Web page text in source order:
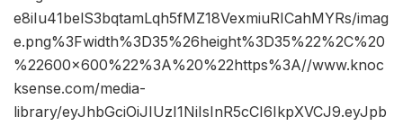
e8iIu41belS3bqtamLqh5fMZ18VexmiuRICahMYRs/imag
e.png%3Fwidth%3D35%26height%3D35%22%2C%20
%22600×600%22%3A%20%22https%3A//www.knoc
ksense.com/media-
library/eyJhbGciOiJIUzI1NiIsInR5cCI6IkpXVCJ9.eyJpb